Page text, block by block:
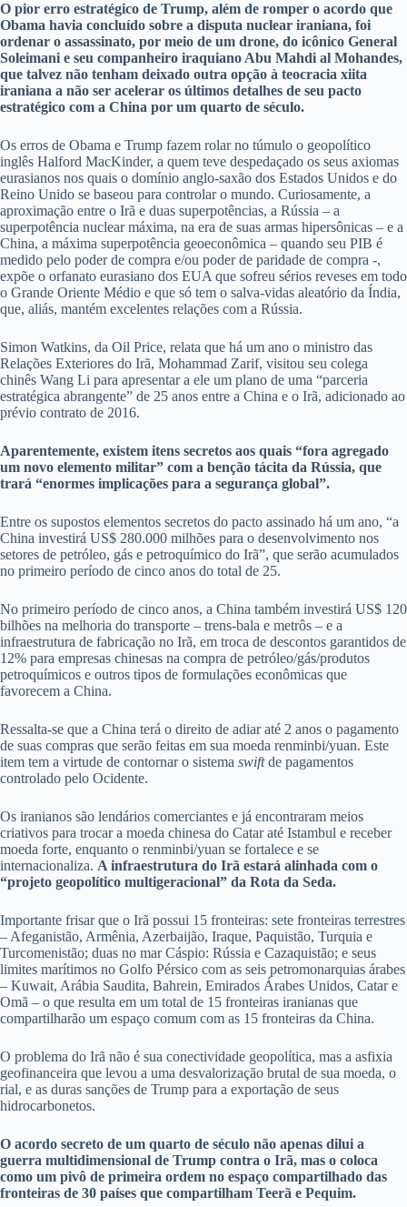
O pior erro estratégico de Trump, além de romper o acordo que
Obama havia concluído sobre a disputa nuclear iraniana, foi
ordenar o assassinato, por meio de um drone, do icônico General
Soleimani e seu companheiro iraquiano Abu Mahdi al Mohandes,
que talvez não tenham deixado outra opção à teocracia xiita
iraniana a não ser acelerar os últimos detalhes de seu pacto
estratégico com a China por um quarto de século.
Os erros de Obama e Trump fazem rolar no túmulo o geopolítico
inglês Halford MacKinder, a quem teve despedaçado os seus axiomas
eurasianos nos quais o domínio anglo-saxão dos Estados Unidos e do
Reino Unido se baseou para controlar o mundo. Curiosamente, a
aproximação entre o Irã e duas superpotências, a Rússia – a
superpotência nuclear máxima, na era de suas armas hipersônicas – e a
China, a máxima superpotência geoeconômica – quando seu PIB é
medido pelo poder de compra e/ou poder de paridade de compra -,
expõe o orfanato eurasiano dos EUA que sofreu sérios reveses em todo
o Grande Oriente Médio e que só tem o salva-vidas aleatório da Índia,
que, aliás, mantém excelentes relações com a Rússia.
Simon Watkins, da Oil Price, relata que há um ano o ministro das
Relações Exteriores do Irã, Mohammad Zarif, visitou seu colega
chinês Wang Li para apresentar a ele um plano de uma “parceria
estratégica abrangente” de 25 anos entre a China e o Irã, adicionado ao
prévio contrato de 2016.
Aparentemente, existem itens secretos aos quais “fora agregado
um novo elemento militar” com a benção tácita da Rússia, que
trará “enormes implicações para a segurança global”.
Entre os supostos elementos secretos do pacto assinado há um ano, “a
China investirá US$ 280.000 milhões para o desenvolvimento nos
setores de petróleo, gás e petroquímico do Irã”, que serão acumulados
no primeiro período de cinco anos do total de 25.
No primeiro período de cinco anos, a China também investirá US$ 120
bilhões na melhoria do transporte – trens-bala e metrôs – e a
infraestrutura de fabricação no Irã, em troca de descontos garantidos de
12% para empresas chinesas na compra de petróleo/gás/produtos
petroquímicos e outros tipos de formulações econômicas que
favorecem a China.
Ressalta-se que a China terá o direito de adiar até 2 anos o pagamento
de suas compras que serão feitas em sua moeda renminbi/yuan. Este
item tem a virtude de contornar o sistema swiftde pagamentos
controlado pelo Ocidente.
Os iranianos são lendários comerciantes e já encontraram meios
criativos para trocar a moeda chinesa do Catar até Istambul e receber
moeda forte, enquanto o renminbi/yuan se fortalece e se
internacionaliza. A infraestrutura do Irã estará alinhada com o
“projeto geopolítico multigeracional” da Rota da Seda.
Importante frisar que o Irã possui 15 fronteiras: sete fronteiras terrestres
– Afeganistão, Armênia, Azerbaijão, Iraque, Paquistão, Turquia e
Turcomenistão; duas no mar Cáspio: Rússia e Cazaquistão; e seus
limites marítimos no Golfo Pérsico com as seis petromonarquias árabes
– Kuwait, Arábia Saudita, Bahrein, Emirados Árabes Unidos, Catar e
Omã – o que resulta em um total de 15 fronteiras iranianas que
compartilharão um espaço comum com as 15 fronteiras da China.
O problema do Irã não é sua conectividade geopolítica, mas a asfixia
geofinanceira que levou a uma desvalorização brutal de sua moeda, o
rial, e as duras sanções de Trump para a exportação de seus
hidrocarbonetos.
O acordo secreto de um quarto de século não apenas dilui a
guerra multidimensional de Trump contra o Irã, mas o coloca
como um pivô de primeira ordem no espaço compartilhado das
fronteiras de 30 países que compartilham Teerã e Pequim.